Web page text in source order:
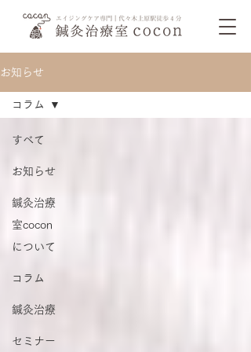
お知らせ
すべて
お知らせ
鍼灸治療
室cocon
について
コラム
鍼灸治療
セミナー
コラム